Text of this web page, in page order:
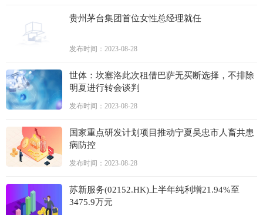
贵州茅台集团首位女性总经理就任
发布时间：2023-08-28
世体：坎塞洛此次租借巴萨无买断选择，不排除
明夏进行转会谈判
发布时间：2023-08-28
国家重点研发计划项目推动宁夏吴忠市人畜共患
病防控
发布时间：2023-08-28
苏新服务(02152.HK)上半年纯利增21.94%至
3475.9万元